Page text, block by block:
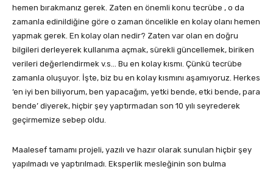
hemen bırakmanız gerek. Zaten en önemli konu tecrübe , o da
zamanla edinildiğine göre o zaman öncelikle en kolay olanı hemen
yapmak gerek. En kolay olan nedir? Zaten var olan en doğru
bilgileri derleyerek kullanıma açmak, sürekli güncellemek, biriken
verileri değerlendirmek v.s… Bu en kolay kısmı. Çünkü tecrübe
zamanla oluşuyor. İşte, biz bu en kolay kısmını aşamıyoruz. Herkes
‘en iyi ben biliyorum, ben yapacağım, yetki bende, etki bende, para
bende’ diyerek, hiçbir şey yaptırmadan son 10 yılı seyrederek
geçirmemize sebep oldu.
Maalesef tamamı projeli, yazılı ve hazır olarak sunulan hiçbir şey
yapılmadı ve yaptırılmadı. Eksperlik mesleğinin son bulma